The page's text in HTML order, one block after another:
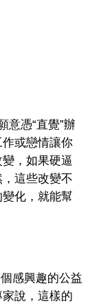
意憑“直覺”辦
或戀情讓你
，如果硬逼
這些改變不
化，就能幫
感興趣的公益
說，這樣的